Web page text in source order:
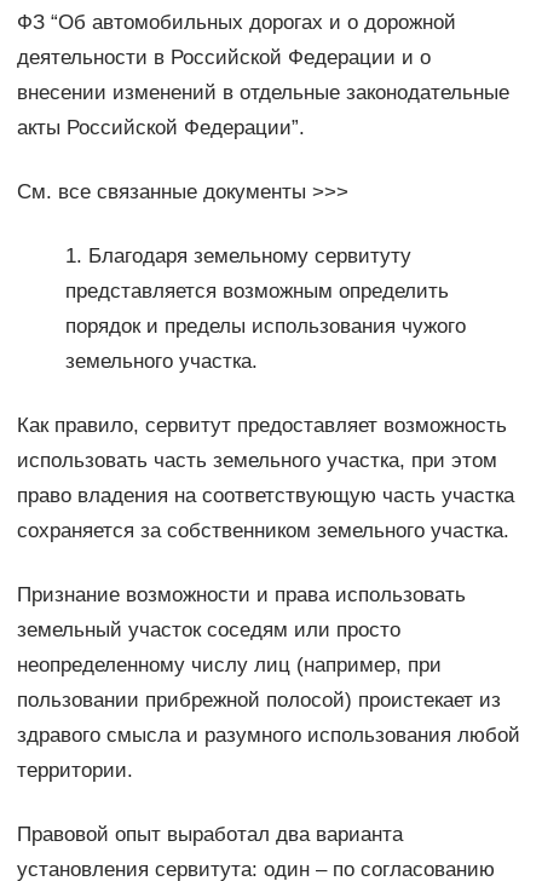
ФЗ “Об автомобильных дорогах и о дорожной
деятельности в Российской Федерации и о
внесении изменений в отдельные законодательные
акты Российской Федерации”.
См. все связанные документы >>>
1. Благодаря земельному сервитуту
представляется возможным определить
порядок и пределы использования чужого
земельного участка.
Как правило, сервитут предоставляет возможность
использовать часть земельного участка, при этом
право владения на соответствующую часть участка
сохраняется за собственником земельного участка.
Признание возможности и права использовать
земельный участок соседям или просто
неопределенному числу лиц (например, при
пользовании прибрежной полосой) проистекает из
здравого смысла и разумного использования любой
территории.
Правовой опыт выработал два варианта
установления сервитута: один – по согласованию